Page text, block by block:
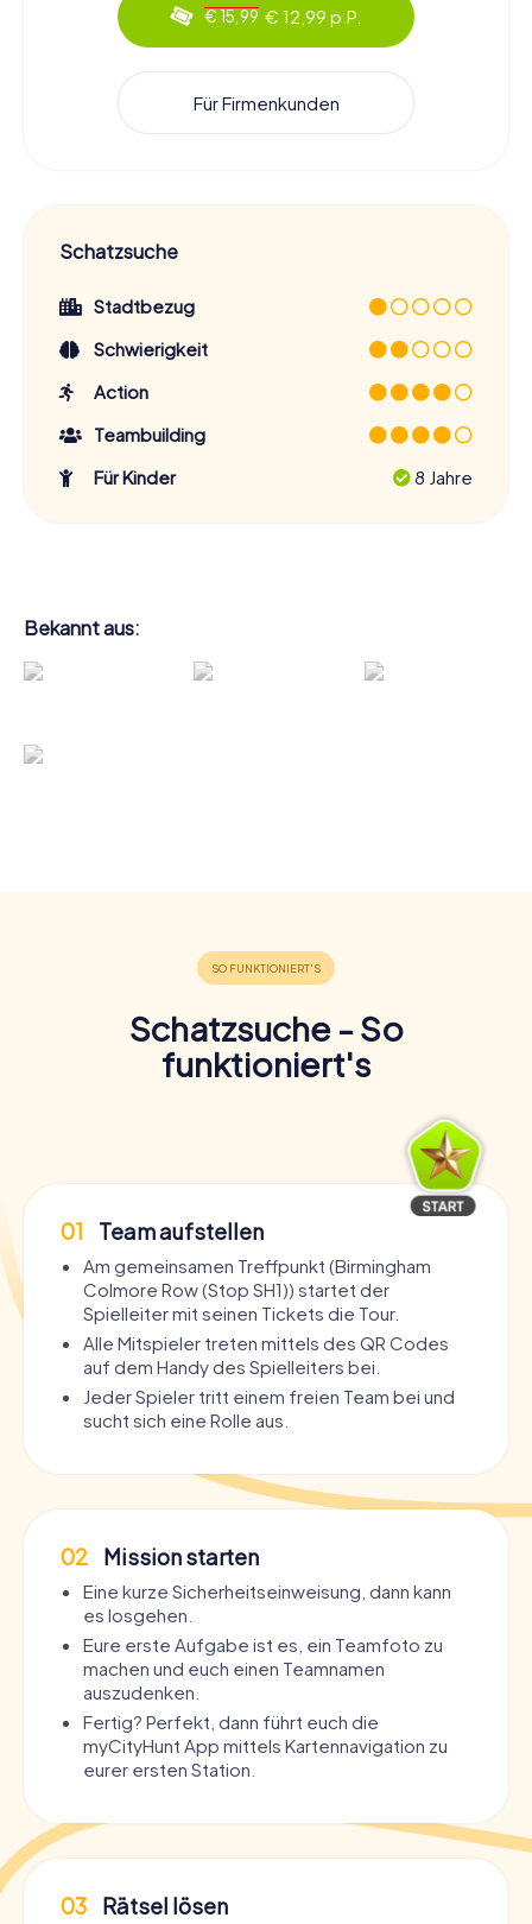
€ 15,99 € 12,99 p.P.
Für Firmenkunden
Schatzsuche
Stadtbezug
Schwierigkeit
Action
Teambuilding
Für Kinder
8 Jahre
Bekannt aus:
Schatzsuche - So
funktioniert's
01 Team aufstellen
Am gemeinsamen Treffpunkt (Birmingham
Colmore Row (Stop SH1)) startet der
Spielleiter mit seinen Tickets die Tour.
Alle Mitspieler treten mittels des QR Codes
auf dem Handy des Spielleiters bei.
Jeder Spieler tritt einem freien Team bei und
sucht sich eine Rolle aus.
02 Mission starten
Eine kurze Sicherheitseinweisung, dann kann
es losgehen.
Eure erste Aufgabe ist es, ein Teamfoto zu
machen und euch einen Teamnamen
auszudenken.
Fertig? Perfekt, dann führt euch die
myCityHunt App mittels Kartennavigation zu
eurer ersten Station.
03 Rätsel lösen